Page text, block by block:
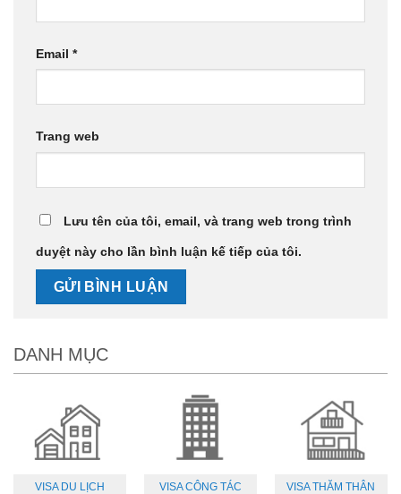
Email *
Trang web
Lưu tên của tôi, email, và trang web trong trình
duyệt này cho lần bình luận kế tiếp của tôi.
DANH MỤC
VISA DU LỊCH VISA CÔNG TÁC VISA THĂM THÂN